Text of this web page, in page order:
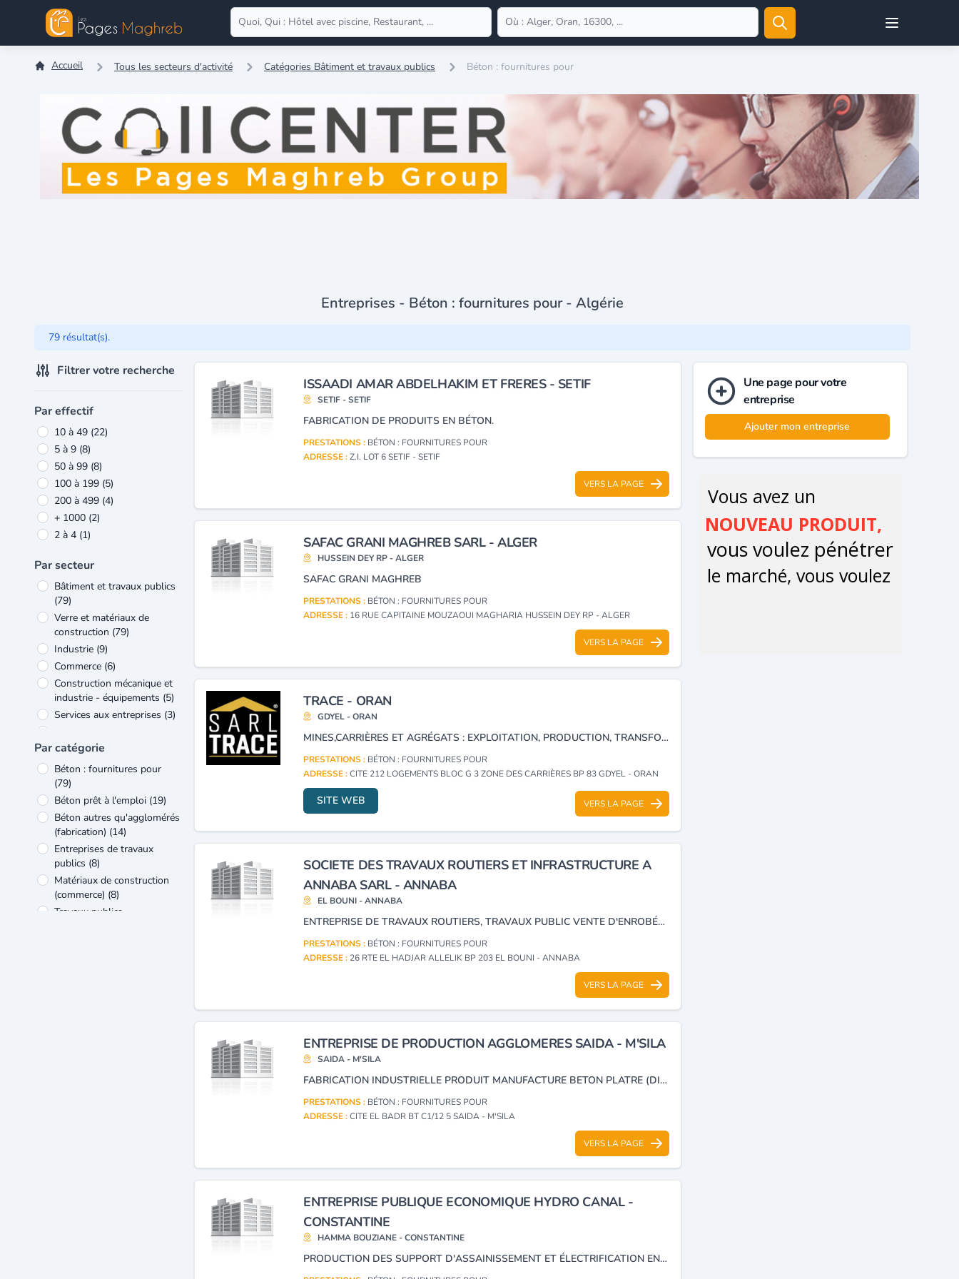
Open user menu
Accueil Tous les secteurs d'activité Catégories Bâtiment et travaux publics Béton : fournitures pour
Entreprises - Béton : fournitures pour - Algérie
79 résultat(s).
Filtrer votre recherche
Par effectif
10 à 49 (22)
5 à 9 (8)
50 à 99 (8)
100 à 199 (5)
200 à 499 (4)
+ 1000 (2)
2 à 4 (1)
Par secteur
Bâtiment et travaux publics
(79)
Verre et matériaux de
construction (79)
Industrie (9)
Commerce (6)
Construction mécanique et
industrie - équipements (5)
Services aux entreprises (3)
Véhicules et matériels de
transport
Artisanat
Bois et ameublement(1)
Par catégorie
Béton : fournitures pour
(79)
Béton prêt à l'emploi (19)
Béton autres qu'agglomérés
(fabrication) (14)
Entreprises de travaux
publics (8)
Matériaux de construction
(commerce) (8)
Travaux publics
ISSAADI AMAR ABDELHAKIM ET FRERES - SETIF
SETIF - SETIF
FABRICATION DE PRODUITS EN BÉTON.
PRESTATIONS : BÉTON : FOURNITURES POUR
ADRESSE :Z.I. LOT 6 SETIF - SETIF
VERS LA PAGE
SAFAC GRANI MAGHREB SARL - ALGER
HUSSEIN DEY RP - ALGER
SAFAC GRANI MAGHREB
PRESTATIONS : BÉTON : FOURNITURES POUR
ADRESSE : 16 RUE CAPITAINE MOUZAOUI MAGHARIA HUSSEIN DEY RP - ALGER
VERS LA PAGE
TRACE - ORAN
GDYEL - ORAN
MINES,CARRIÈRES ET AGRÉGATS : EXPLOITATION, PRODUCTION, TRANSFORMATION, EXPORTATION ET FABRICATION DE PRODUITS EN BÉTON.
PRESTATIONS : BÉTON : FOURNITURES POUR
ADRESSE :CITE 212 LOGEMENTS BLOC G 3 ZONE DES CARRIÈRES BP 83 GDYEL - ORAN
SITE WEB VERS LA PAGE
SOCIETE DES TRAVAUX ROUTIERS ET INFRASTRUCTURE A
ANNABA SARL - ANNABA
EL BOUNI - ANNABA
ENTREPRISE DE TRAVAUX ROUTIERS, TRAVAUX PUBLIC VENTE D'ENROBÉES A CHAUD.
PRESTATIONS : BÉTON : FOURNITURES POUR
ADRESSE : 26 RTE EL HADJAR ALLELIK BP 203 EL BOUNI - ANNABA
VERS LA PAGE
ENTREPRISE DE PRODUCTION AGGLOMERES SAIDA - M'SILA
SAIDA - M'SILA
FABRICATION INDUSTRIELLE PRODUIT MANUFACTURE BETON PLATRE (DIT AGGLOMERES)
PRESTATIONS : BÉTON : FOURNITURES POUR
ADRESSE :CITE EL BADR BT C1/12 5 SAIDA - M'SILA
VERS LA PAGE
ENTREPRISE PUBLIQUE ECONOMIQUE HYDRO CANAL -
CONSTANTINE
HAMMA BOUZIANE - CONSTANTINE
PRODUCTION DES SUPPORT D'ASSAINISSEMENT ET ÉLECTRIFICATION EN BÉTON.
Une page pour votre
entreprise
Ajouter mon entreprise